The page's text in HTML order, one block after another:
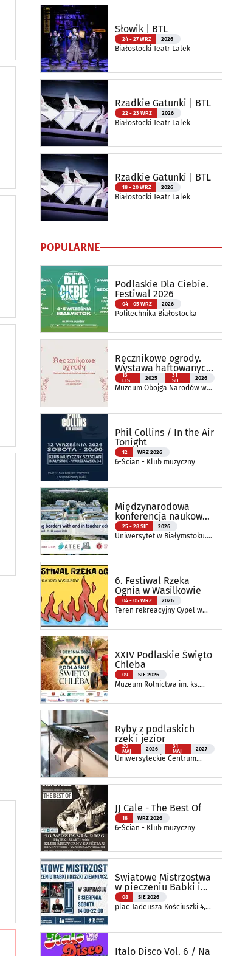
Słowik | BTL
24 - 27 WRZ 2026
Białostocki Teatr Lalek
Rzadkie Gatunki | BTL
22 - 23 WRZ 2026
Białostocki Teatr Lalek
Rzadkie Gatunki | BTL
18 - 20 WRZ 2026
Białostocki Teatr Lalek
POPULARNE
Podlaskie Dla Ciebie.
Festiwal 2026
04 - 05 WRZ 2026
Politechnika Białostocka
Ręcznikowe ogrody.
Wystawa haftowanych
tkanin inspirowanych
naturą
13
LIS
2025
31
SIE
2026
Muzeum Obojga Narodów w
Muzeum Podlaskiego w
Phil Collins / In the Air
Tonight
12 WRZ 2026
6-Ścian - Klub muzyczny
Międzynarodowa
konferencja naukowa
ATEE Annual
Conference 2026
25 - 28 SIE 2026
Uniwersytet w Białymstoku.
6. Festiwal Rzeka
Ognia w Wasilkowie
04 - 05 WRZ 2026
Teren rekreacyjny Cypel w
XXIV Podlaskie Święto
Chleba
09 SIE 2026
Muzeum Rolnictwa im. ks.
Ciechanowcu
Ryby z podlaskich
rzek i jezior
20
MAJ
2026
31
MAJ
2027
Uniwersyteckie Centrum
Andrzeja Myrchy
JJ Cale - The Best Of
18 WRZ 2026
6-Ścian - Klub muzyczny
Światowe Mistrzostwa
w pieczeniu Babki i
Kiszki Ziemniaczanej
08 SIE 2026
plac Tadeusza Kościuszki 4,
Italo Disco Vol. 6 / Na